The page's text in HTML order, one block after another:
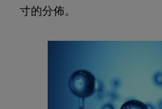
寸的分佈。